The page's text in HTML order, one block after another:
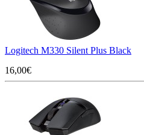
Logitech M330 Silent Plus Black
16,00€